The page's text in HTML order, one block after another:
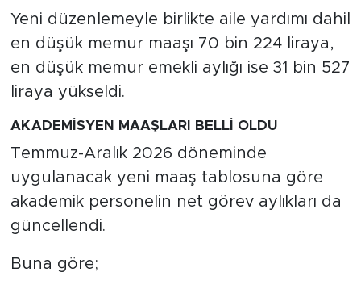
Yeni düzenlemeyle birlikte aile yardımı dahil
en düşük memur maaşı 70 bin 224 liraya,
en düşük memur emekli aylığı ise 31 bin 527
liraya yükseldi.
AKADEMİSYEN MAAŞLARI BELLİ OLDU
Temmuz-Aralık 2026 döneminde
uygulanacak yeni maaş tablosuna göre
akademik personelin net görev aylıkları da
güncellendi.
Buna göre;